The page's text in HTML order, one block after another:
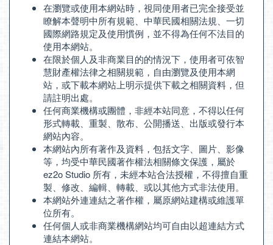
在瀏覽或使用本網站時，視同使用者已完全接受並
瞭解本聲明中所有規範、中華民國相關法規、一切
國際網路規定及使用慣例，並不得為任何不法目的
使用本網站。
在限於個人及非商業目的的情況下，使用者可依智
慧財產權法律之相關規範，自由瀏覽及使用本網
站，或下載本網站上明示提供下載之相關資料，但
請註明出處。
任何商業機構或團體，非經本站同意，不得以任何
形式轉載、重製、散布、公開播送、出版或發行本
網站內容。
本網站內所有著作及資料，包括文字、圖片、影像
等，均受中華民國著作權法相關條文保護，屬於
ez2o Studio 所有，未經本站合法授權，不得擅自重
製、修改、編輯、轉載、或以其他方式非法使用。
本網站外連連結之著作權，屬原網站建構或維護單
位所有。
任何個人或非商業機構網站均可自由以超連結方式
連結本網站。